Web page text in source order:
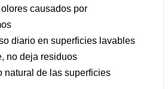
causados por
diario en superficies lavables
no deja residuos
natural de las superficies